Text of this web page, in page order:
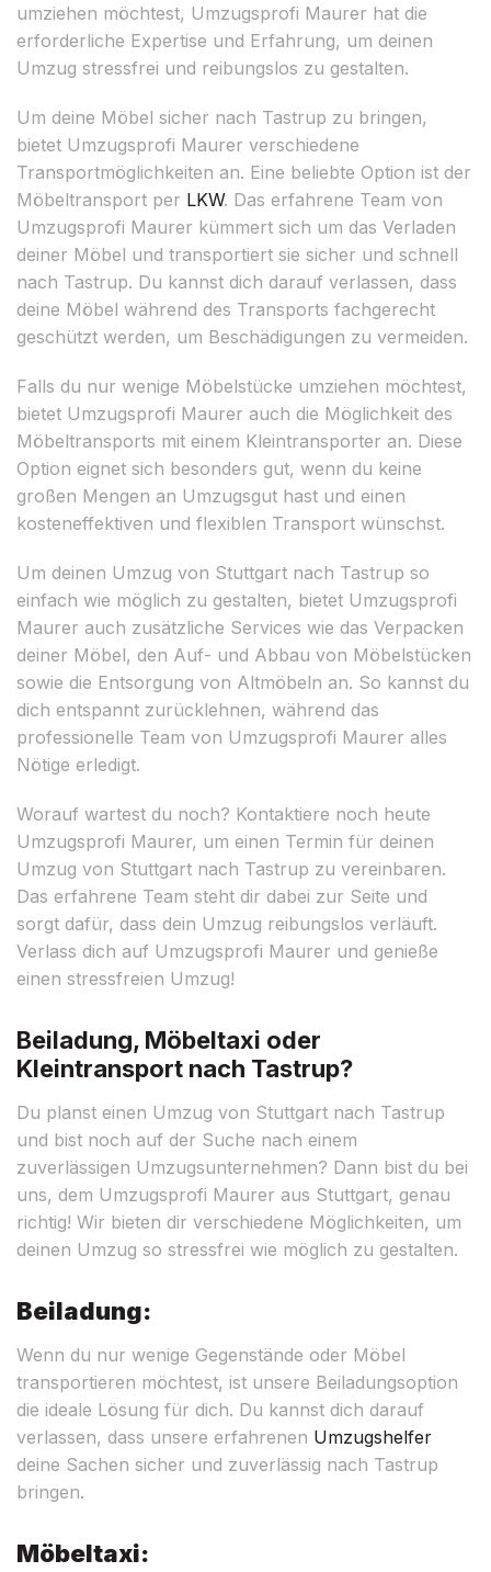
umziehen möchtest, Umzugsprofi Maurer hat die
erforderliche Expertise und Erfahrung, um deinen
Umzug stressfrei und reibungslos zu gestalten.
Um deine Möbel sicher nach Tastrup zu bringen,
bietet Umzugsprofi Maurer verschiedene
Transportmöglichkeiten an. Eine beliebte Option ist der
Möbeltransport per LKW. Das erfahrene Team von
Umzugsprofi Maurer kümmert sich um das Verladen
deiner Möbel und transportiert sie sicher und schnell
nach Tastrup. Du kannst dich darauf verlassen, dass
deine Möbel während des Transports fachgerecht
geschützt werden, um Beschädigungen zu vermeiden.
Falls du nur wenige Möbelstücke umziehen möchtest,
bietet Umzugsprofi Maurer auch die Möglichkeit des
Möbeltransports mit einem Kleintransporter an. Diese
Option eignet sich besonders gut, wenn du keine
großen Mengen an Umzugsgut hast und einen
kosteneffektiven und flexiblen Transport wünschst.
Um deinen Umzug von Stuttgart nach Tastrup so
einfach wie möglich zu gestalten, bietet Umzugsprofi
Maurer auch zusätzliche Services wie das Verpacken
deiner Möbel, den Auf- und Abbau von Möbelstücken
sowie die Entsorgung von Altmöbeln an. So kannst du
dich entspannt zurücklehnen, während das
professionelle Team von Umzugsprofi Maurer alles
Nötige erledigt.
Worauf wartest du noch? Kontaktiere noch heute
Umzugsprofi Maurer, um einen Termin für deinen
Umzug von Stuttgart nach Tastrup zu vereinbaren.
Das erfahrene Team steht dir dabei zur Seite und
sorgt dafür, dass dein Umzug reibungslos verläuft.
Verlass dich auf Umzugsprofi Maurer und genieße
einen stressfreien Umzug!
Beiladung, Möbeltaxi oder
Kleintransport nach Tastrup?
Du planst einen Umzug von Stuttgart nach Tastrup
und bist noch auf der Suche nach einem
zuverlässigen Umzugsunternehmen? Dann bist du bei
uns, dem Umzugsprofi Maurer aus Stuttgart, genau
richtig! Wir bieten dir verschiedene Möglichkeiten, um
deinen Umzug so stressfrei wie möglich zu gestalten.
Beiladung:
Wenn du nur wenige Gegenstände oder Möbel
transportieren möchtest, ist unsere Beiladungsoption
die ideale Lösung für dich. Du kannst dich darauf
verlassen, dass unsere erfahrenen Umzugshelfer
deine Sachen sicher und zuverlässig nach Tastrup
bringen.
Möbeltaxi: